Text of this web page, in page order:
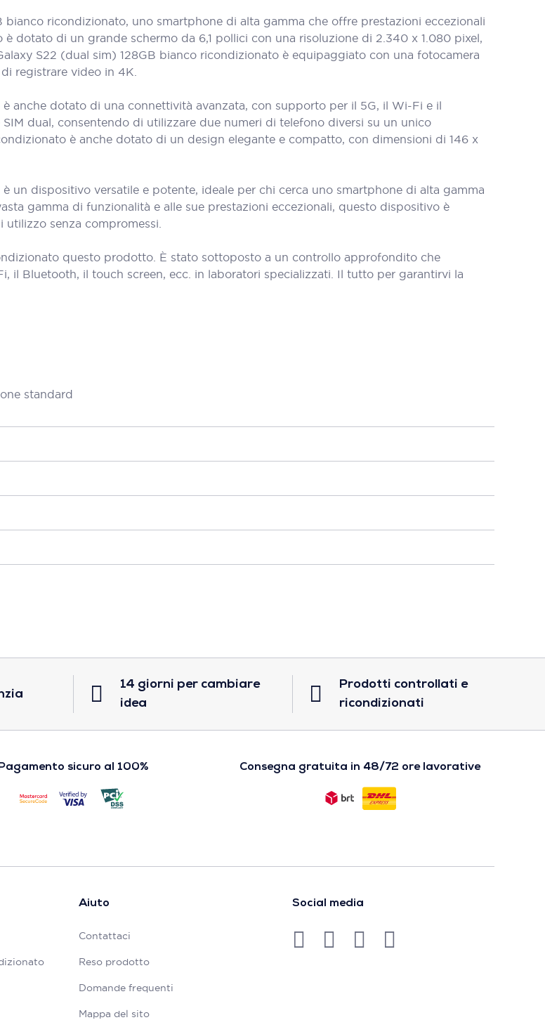
ricondizionato, uno smartphone di alta gamma che offre prestazioni eccezionali
dotato di un grande schermo da 6,1 pollici con una risoluzione di 2.340 x 1.080 pixel,
S22 (dual sim) 128GB bianco ricondizionato è equipaggiato con una fotocamera
registrare video in 4K.
anche dotato di una connettività avanzata, con supporto per il 5G, il Wi-Fi e il
dual, consentendo di utilizzare due numeri di telefono diversi su un unico
è anche dotato di un design elegante e compatto, con dimensioni di 146 x
un dispositivo versatile e potente, ideale per chi cerca uno smartphone di alta gamma
gamma di funzionalità e alle sue prestazioni eccezionali, questo dispositivo è
utilizzo senza compromessi.
questo prodotto. È stato sottoposto a un controllo approfondito che
Bluetooth, il touch screen, ecc. in laboratori specializzati. Il tutto per garantirvi la
standard
14 giorni per cambiare
idea
Prodotti controllati e
ricondizionati
Pagamento sicuro al 100% Consegna gratuita in 48/72 ore lavorative
Aiuto
Contattaci
Reso prodotto
Domande frequenti
Mappa del sito
Social media